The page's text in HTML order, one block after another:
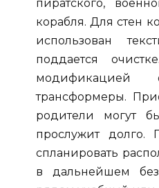
пиратского,
корабля. Для стен
использован
поддается
модификацией
трансформеры.
родители могут
прослужит долго.
спланировать
в дальнейшем